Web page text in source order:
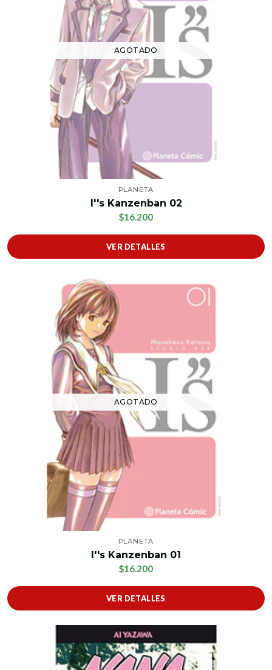
AGOTADO
PLANETA
I''s Kanzenban 02
$16.200
VER DETALLES
AGOTADO
PLANETA
I''s Kanzenban 01
$16.200
VER DETALLES